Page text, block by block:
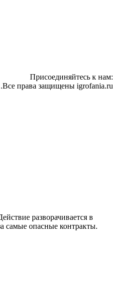
Присоединяйтесь к нам:
права защищены igrofania.ru
разворачивается в
самые опасные контракты.